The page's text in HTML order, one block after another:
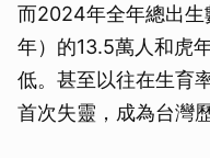
而2024年全年總出
年）的13.5萬人和虎
低。甚至以往在生育
首次失靈，成為台灣